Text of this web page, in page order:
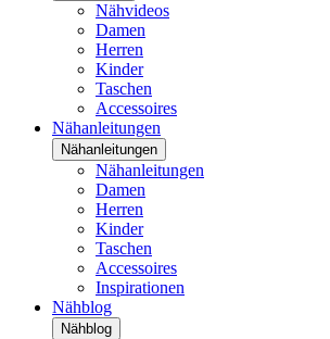
Nähvideos
Damen
Herren
Kinder
Taschen
Accessoires
Nähanleitungen
Nähanleitungen
Nähanleitungen
Damen
Herren
Kinder
Taschen
Accessoires
Inspirationen
Nähblog
Nähblog